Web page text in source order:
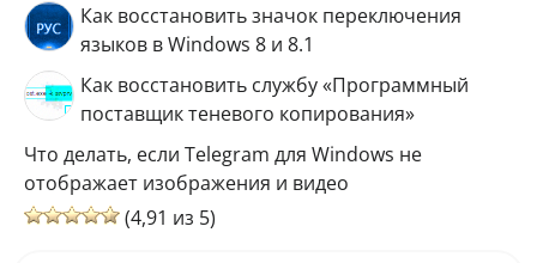
Как восстановить значок переключения
языков в Windows 8 и 8.1
Как восстановить службу «Программный
поставщик теневого копирования»
Что делать, если Telegram для Windows не
отображает изображения и видео
(4,91 из 5)